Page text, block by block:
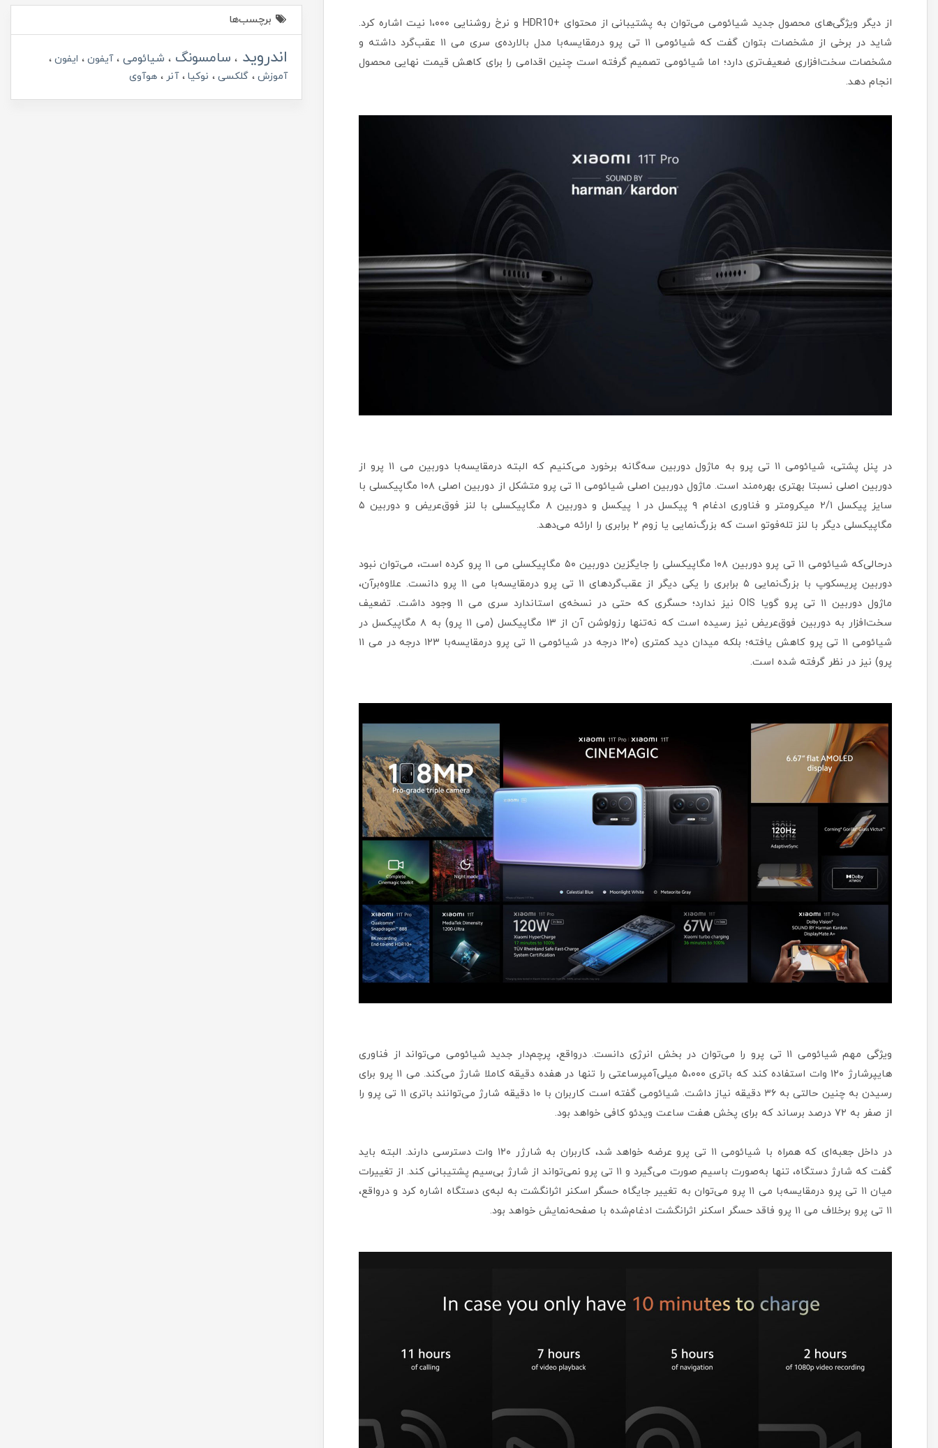
از دیگر ویژگی‌های محصول جدید شیائومی می‌توان به پشتیبانی از محتوای +HDR10 و نرخ روشنایی ۱،۰۰۰ نیت اشاره کرد.
شاید در برخی از مشخصات بتوان گفت که شیائومی ۱۱ تی پرو درمقایسه‌با مدل بالارده‌ی سری می ۱۱ عقب‌گرد داشته و
مشخصات سخت‌افزاری ضعیف‌تری دارد؛ اما شیائومی تصمیم گرفته است چنین اقدامی را برای کاهش قیمت نهایی محصول
انجام دهد.
در پنل پشتی، شیائومی ۱۱ تی پرو به ماژول دوربین سه‌گانه برخورد می‌کنیم که البته درمقایسه‌با دوربین می ۱۱ پرو از
دوربین اصلی نسبتا بهتری بهره‌مند است. ماژول دوربین اصلی شیائومی ۱۱ تی پرو متشکل از دوربین اصلی ۱۰۸ مگاپیکسلی با
سایز پیکسل ۲/۱ میکرومتر و فناوری ادغام ۹ پیکسل در ۱ پیکسل و دوربین ۸ مگاپیکسلی با لنز فوق‌عریض و دوربین ۵
مگاپیکسلی دیگر با لنز تله‌فوتو است که بزرگ‌نمایی یا زوم ۲ برابری را ارائه می‌دهد.
درحالی‌که شیائومی ۱۱ تی پرو دوربین ۱۰۸ مگاپیکسلی را جایگزین دوربین ۵۰ مگاپیکسلی می ۱۱ پرو کرده است، می‌توان نبود
دوربین پریسکوپ با بزرگ‌نمایی ۵ برابری را یکی دیگر از عقب‌گردهای ۱۱ تی پرو درمقایسه‌با می ۱۱ پرو دانست. علاوه‌بر‌آن،
ماژول دوربین ۱۱ تی پرو گویا OIS نیز ندارد؛ حسگری که حتی در نسخه‌ی استاندارد سری می ۱۱ وجود داشت. تضعیف
سخت‌افزار به دوربین فوق‌عریض نیز رسیده است که نه‌تنها رزولوشن آن از ۱۳ مگاپیکسل (می ۱۱ پرو) به ۸ مگاپیکسل در
شیائومی ۱۱ تی پرو کاهش یافته؛ بلکه میدان دید کمتری (۱۲۰ درجه در شیائومی ۱۱ تی پرو درمقایسه‌با ۱۲۳ درجه در می ۱۱
پرو) نیز در نظر گرفته شده است.
ویژگی مهم شیائومی ۱۱ تی پرو را می‌توان در بخش انرژی دانست. درواقع، پرچم‌دار جدید شیائومی می‌تواند از فناوری
هایپرشارژ ۱۲۰ وات استفاده کند که باتری ۵،۰۰۰ میلی‌آمپرساعتی را تنها در هفده دقیقه کاملا شارژ می‌کند. می ۱۱ پرو برای
رسیدن به چنین حالتی به ۳۶ دقیقه نیاز داشت. شیائومی گفته است کاربران با ۱۰ دقیقه شارژ می‌توانند باتری ۱۱ تی پرو را
از صفر به ۷۲ درصد برساند که برای پخش هفت ساعت ویدئو کافی خواهد بود.
در داخل جعبه‌ای که همراه با شیائومی ۱۱ تی پرو عرضه خواهد شد، کاربران به شارژر ۱۲۰ وات دسترسی دارند. البته باید
گفت که شارژ دستگاه، تنها به‌صورت باسیم صورت می‌گیرد و ۱۱ تی پرو نمی‌تواند از شارژ بی‌سیم پشتیبانی کند. از تغییرات
میان ۱۱ تی پرو درمقایسه‌با می ۱۱ پرو می‌توان به تغییر جایگاه حسگر اسکنر اثرانگشت به لبه‌ی دستگاه اشاره کرد و درواقع،
۱۱ تی پرو برخلاف می ۱۱ پرو فاقد حسگر اسکنر اثرانگشت ادغام‌شده با صفحه‌نمایش خواهد بود.
برچسب‌ها
اندروید سامسونگ شیائومی آیفون
ایفون
آموزش
گلکسی نوکیا آنر هوآوی